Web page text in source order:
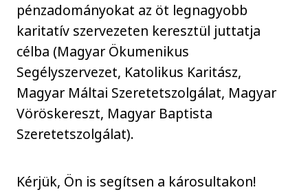
pénzadományokat az öt legnagyobb
karitatív szervezeten keresztül juttatja
célba (Magyar Ökumenikus
Segélyszervezet, Katolikus Karitász,
Magyar Máltai Szeretetszolgálat, Magyar
Vöröskereszt, Magyar Baptista
Szeretetszolgálat).
Kérjük, Ön is segítsen a károsultakon!